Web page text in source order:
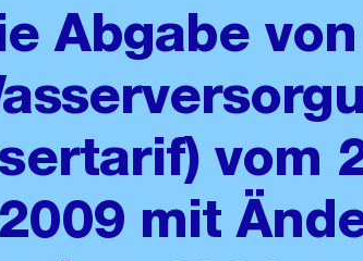
Abgabe
vom
mit